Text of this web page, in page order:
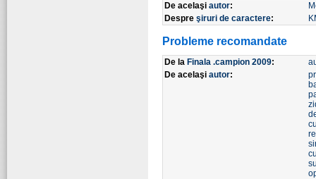
De acelaşi autor:
Despre şiruri de caractere:
Probleme recomandate
De la Finala .campion 2009:
De acelaşi autor: